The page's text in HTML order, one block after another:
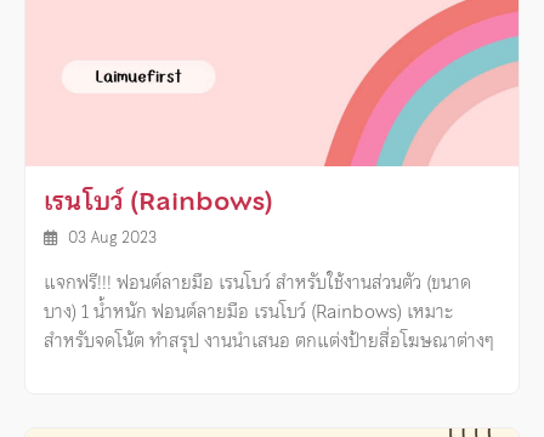
เรนโบว์ (Rainbows)
03 Aug 2023
แจกฟรี!!! ฟอนต์ลายมือ เรนโบว์ สำหรับใช้งานส่วนตัว (ขนาด
บาง) 1 น้ำหนัก ฟอนต์ลายมือ เรนโบว์ (Rainbows) เหมาะ
สำหรับจดโน้ต ทำสรุป งานนำเสนอ ตกแต่งป้ายสื่อโฆษณาต่างๆ